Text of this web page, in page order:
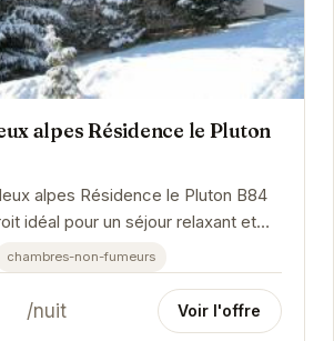
alpes Résidence le Pluton
alpes Résidence le Pluton B84
idéal pour un séjour relaxant et
Alpes. Proche des pistes...
chambres-non-fumeurs
/nuit Voir l'offre